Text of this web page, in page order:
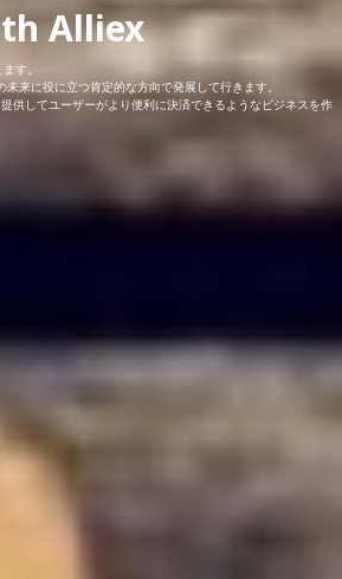
Alliex
す。
来に役に立つ肯定的な方向で発展して行きます。
してユーザーがより便利に決済できるようなビジネスを作